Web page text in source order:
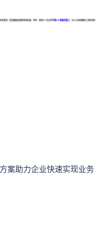
和使用，提高数据治理效率和质量。同时，帆软FDL也支持开放API和服务接口 ，可以与其他数据工具和系统
案助力企业快速实现业务